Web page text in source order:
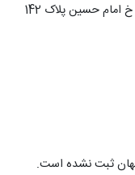
حسین پلاک 142
ثبت نشده است.